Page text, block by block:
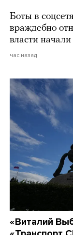
Боты в
враждебно
власти
час назад
«Виталий